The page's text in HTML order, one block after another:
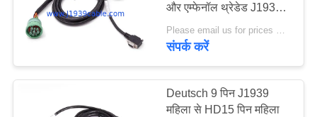
ओबीडी 2 कनेक्टर केबल
और एम्फेनॉल थ्रेडेड J1939
पुरुष स्प्लिटर Y केबल
संपर्क करें
Deutsch 9 पिन J1939
महिला से HD15 पिन महिला